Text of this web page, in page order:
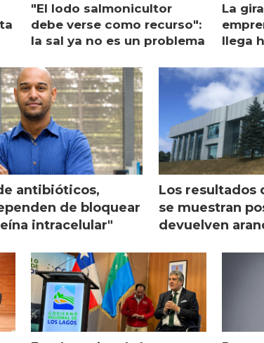
"El lodo salmonicultor
debe verse como recurso":
la sal ya no es un problema
La
llega
antibióticos,
de bloquear
intracelular"
Los resultados
se muestran
devuelven